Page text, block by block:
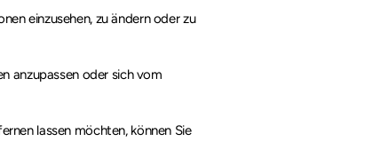
einzusehen, zu ändern oder zu
anzupassen oder sich vom
lassen möchten, können Sie